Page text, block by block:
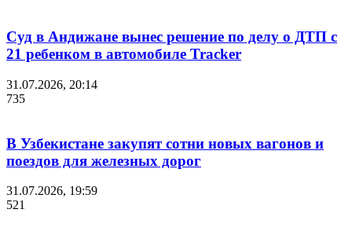
Суд в Андижане вынес решение по делу о ДТП с
21 ребенком в автомобиле Tracker
31.07.2026, 20:14
735
В Узбекистане закупят сотни новых вагонов и
поездов для железных дорог
31.07.2026, 19:59
521